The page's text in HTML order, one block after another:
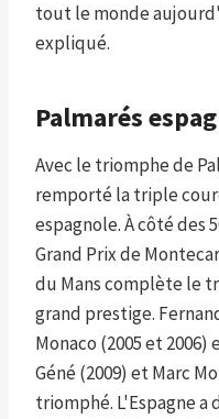
tout le monde
expliqué.
Palmarés
Avec le triomphe de
remporté la triple
espagnole. À côté des
Grand Prix de
du Mans complète le
grand prestige.
Monaco (2005 et 2006)
Géné (2009) et Marc
triomphé. L'Espagne a